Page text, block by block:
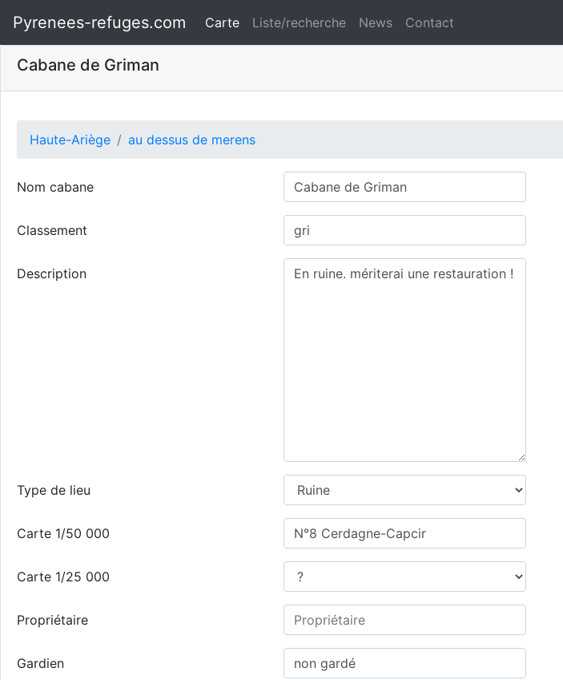
Pyrenees-refuges.com Carte Liste/recherche News Contact
Cabane de Griman
Haute-Ariège au dessus de merens
Nom cabane
Classement
Description
Type de lieu
Carte 1/50 000
Carte 1/25 000
Propriétaire
Gardien